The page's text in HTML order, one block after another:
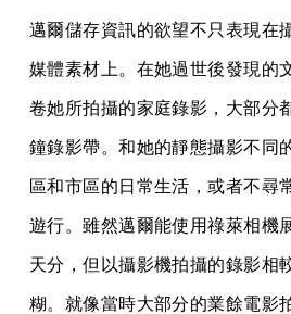
邁爾儲存資訊的欲望不只表現在
媒體素材上。在她過世後發現的
卷她所拍攝的家庭錄影，大部分
鐘錄影帶。和她的靜態攝影不同
區和市區的日常生活，或者不尋
遊行。雖然邁爾能使用祿萊相機
天分，但以攝影機拍攝的錄影相
糊。就像當時大部分的業餘電影